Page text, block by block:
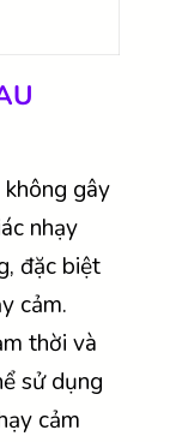
gây
nhạy
đặc biệt
cảm.
thời và
sử dụng
cảm